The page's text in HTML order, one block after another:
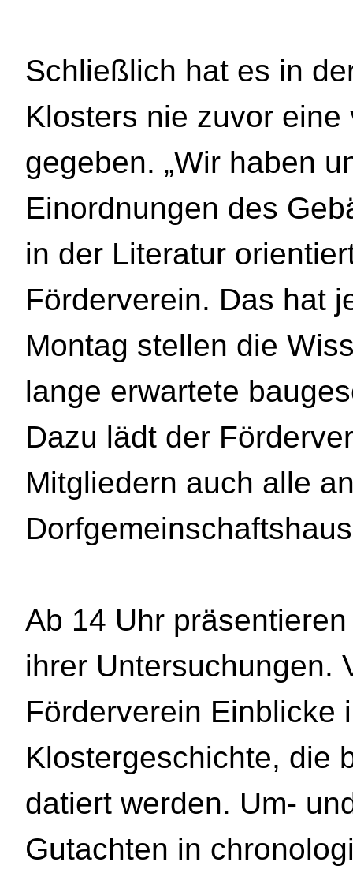
Schließlich hat es in
Klosters nie zuvor
gegeben. „Wir haben
Einordnungen des
in der Literatur
Förderverein. Das hat
Montag stellen die
lange erwartete
Dazu lädt der
Mitgliedern auch alle
Ab 14 Uhr
ihrer Untersuchungen.
Förderverein Einblicke
Klostergeschichte, die
datiert werden. Um-
Gutachten in